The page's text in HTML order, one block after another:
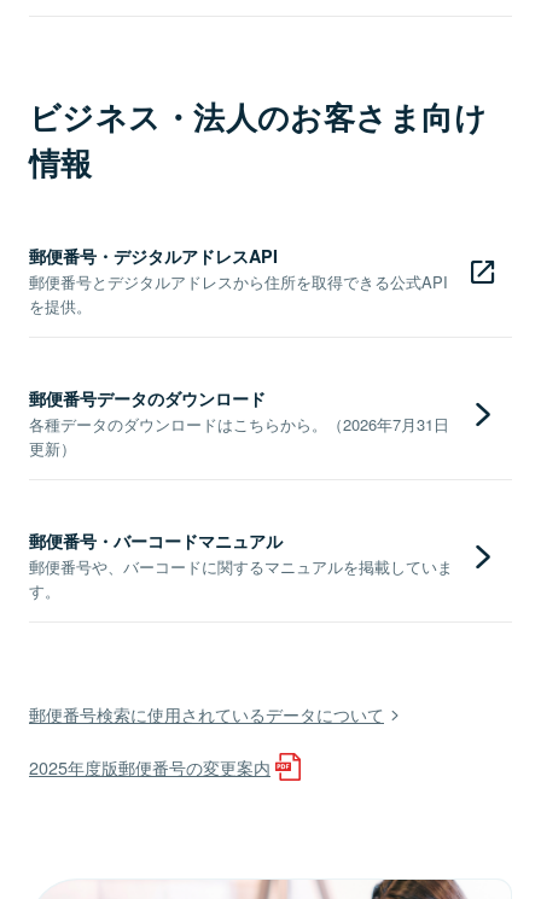
ビジネス・法人のお客さま向け
情報
郵便番号・デジタルアドレスAPI
郵便番号とデジタルアドレスから住所を取得できる公式API
を提供。
郵便番号データのダウンロード
各種データのダウンロードはこちらから。（2026年7月31日
更新）
郵便番号・バーコードマニュアル
郵便番号や、バーコードに関するマニュアルを掲載していま
す。
郵便番号検索に使用されているデータについて
2025年度版郵便番号の変更案内